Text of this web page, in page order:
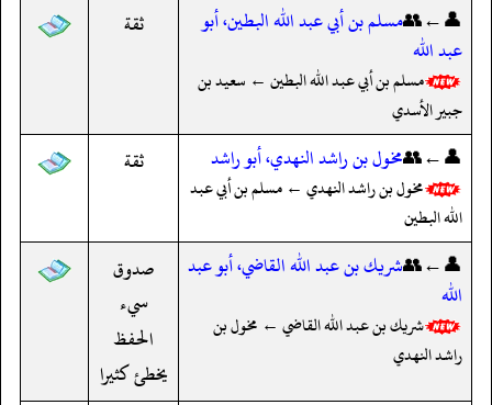
👤←👥مسلم بن أبي عبد الله البطين، أبو
عبد الله
مسلم بن أبي عبد الله البطين ← سعيد بن
جبير الأسدي
ثقة
👤←👥مخول بن راشد النهدي، أبو راشد
مخول بن راشد النهدي ← مسلم بن أبي عبد
الله البطين
ثقة
👤←👥شريك بن عبد الله القاضي، أبو عبد
الله
شريك بن عبد الله القاضي ← مخول بن
راشد النهدي
صدوق
سيء
الحفظ
يخطئ كثيرا